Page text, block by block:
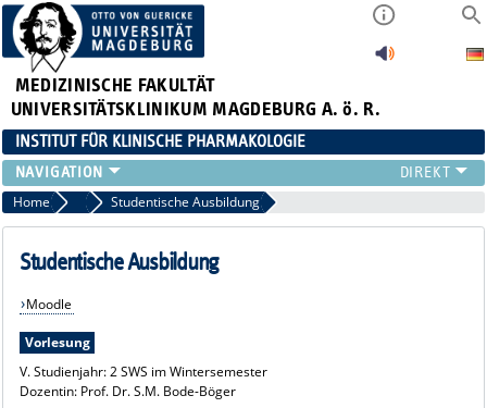
MEDIZINISCHE FAKULTÄT
UNIVERSITÄTSKLINIKUM MAGDEBURG A. ö. R.
INSTITUT FÜR KLINISCHE PHARMAKOLOGIE
TEAM
THERAPIE-SERVICE
LEISTUNGSVERZEICHNIS
FORSCHUNG
STUDENTEN
Home StudentenStudentische Ausbildung
Studentische Ausbildung
Moodle
Vorlesung
V. Studienjahr: 2 SWS im Wintersemester
Dozentin: Prof. Dr. S.M. Bode-Böger